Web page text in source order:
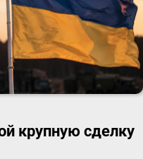
крупную сделку